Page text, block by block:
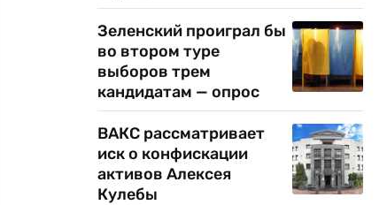
Зеленский проиграл бы
во втором туре
выборов трем
кандидатам — опрос
ВАКС рассматривает
иск о конфискации
активов Алексея
Кулебы